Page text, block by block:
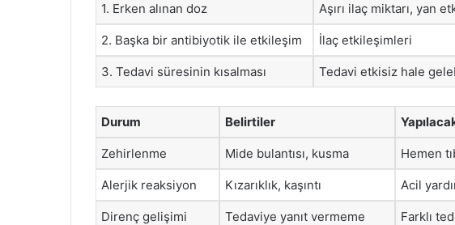
1. Erken alınan doz Aşırı ilaç miktarı, yan
2. Başka bir antibiyotik ile etkileşim İlaç etkileşimleri
3. Tedavi süresinin kısalması Tedavi etkisiz hale
Durum Belirtiler
Zehirlenme Mide bulantısı, kusma Hemen
Alerjik reaksiyon Kızarıklık, kaşıntı Acil
Direnç gelişimi Tedaviye yanıt vermeme Farklı